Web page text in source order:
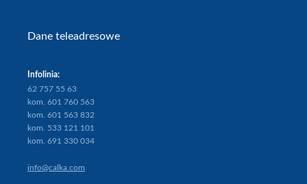
SOM
Dane teleadresowe
Infolinia:
62 757 55 63
kom. 601 760 563
kom. 601 563 832
kom. 533 121 101
kom. 691 330 034
info@calka.com